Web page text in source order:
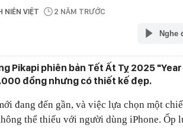
NIÊN VIỆT 2 NĂM TRƯỚC
Nghe
Pikapi phiên bản Tết Ất Tỵ 2025
đồng nhưng có thiết kế đẹp.
đang đến gần, và việc lựa chọn một
thể thiếu với người dùng iPhone. Ốp